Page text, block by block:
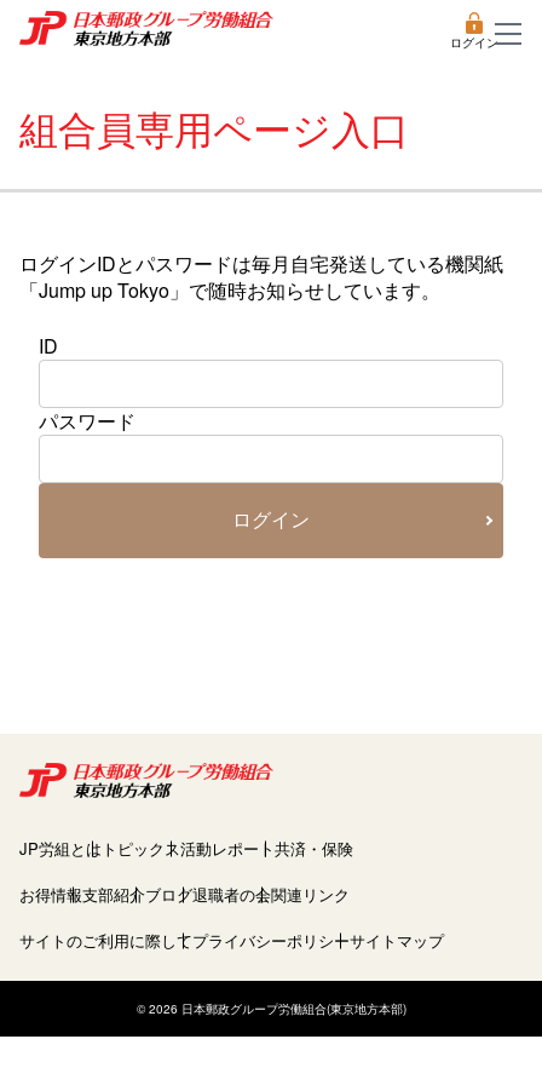
ログイン
組合員専用ページ入口
ログインIDとパスワードは毎月自宅発送している機関紙
「Jump up Tokyo」で随時お知らせしています。
ID
パスワード
ログイン
JP労組とは トピックス活動レポート共済・保険
お得情報支部紹介ブログ退職者の会関連リンク
サイトのご利用に際してプライバシーポリシーサイトマップ
© 2026 日本郵政グループ労働組合(東京地方本部)